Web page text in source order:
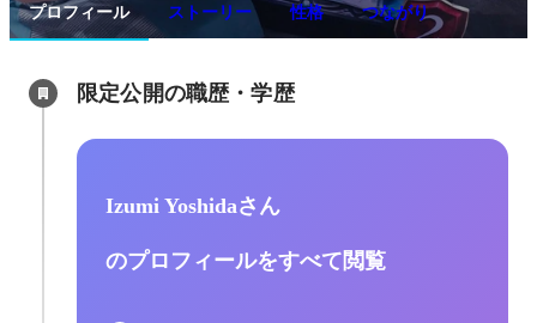
プロフィール ストーリー 性格 つながり
限定公開の職歴・学歴
Izumi Yoshidaさん
のプロフィールをすべて閲覧